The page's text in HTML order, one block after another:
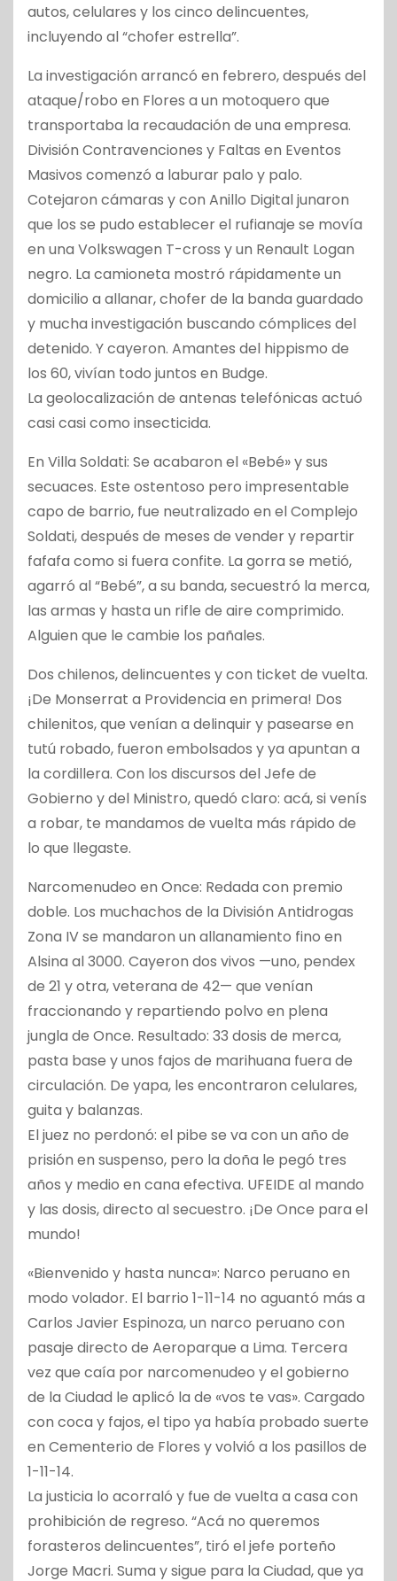
autos, celulares y los cinco delincuentes,
incluyendo al “chofer estrella”.
La investigación arrancó en febrero, después del
ataque/robo en Flores a un motoquero que
transportaba la recaudación de una empresa.
División Contravenciones y Faltas en Eventos
Masivos comenzó a laburar palo y palo.
Cotejaron cámaras y con Anillo Digital junaron
que los se pudo establecer el rufianaje se movía
en una Volkswagen T-cross y un Renault Logan
negro. La camioneta mostró rápidamente un
domicilio a allanar, chofer de la banda guardado
y mucha investigación buscando cómplices del
detenido. Y cayeron. Amantes del hippismo de
los 60, vivían todo juntos en Budge.
La geolocalización de antenas telefónicas actuó
casi casi como insecticida.
En Villa Soldati: Se acabaron el «Bebé» y sus
secuaces. Este ostentoso pero impresentable
capo de barrio, fue neutralizado en el Complejo
Soldati, después de meses de vender y repartir
fafafa como si fuera confite. La gorra se metió,
agarró al “Bebé”, a su banda, secuestró la merca,
las armas y hasta un rifle de aire comprimido.
Alguien que le cambie los pañales.
Dos chilenos, delincuentes y con ticket de vuelta.
¡De Monserrat a Providencia en primera! Dos
chilenitos, que venían a delinquir y pasearse en
tutú robado, fueron embolsados y ya apuntan a
la cordillera. Con los discursos del Jefe de
Gobierno y del Ministro, quedó claro: acá, si venís
a robar, te mandamos de vuelta más rápido de
lo que llegaste.
Narcomenudeo en Once: Redada con premio
doble. Los muchachos de la División Antidrogas
Zona IV se mandaron un allanamiento fino en
Alsina al 3000. Cayeron dos vivos —uno, pendex
de 21 y otra, veterana de 42— que venían
fraccionando y repartiendo polvo en plena
jungla de Once. Resultado: 33 dosis de merca,
pasta base y unos fajos de marihuana fuera de
circulación. De yapa, les encontraron celulares,
guita y balanzas.
El juez no perdonó: el pibe se va con un año de
prisión en suspenso, pero la doña le pegó tres
años y medio en cana efectiva. UFEIDE al mando
y las dosis, directo al secuestro. ¡De Once para el
mundo!
«Bienvenido y hasta nunca»: Narco peruano en
modo volador. El barrio 1-11-14 no aguantó más a
Carlos Javier Espinoza, un narco peruano con
pasaje directo de Aeroparque a Lima. Tercera
vez que caía por narcomenudeo y el gobierno
de la Ciudad le aplicó la de «vos te vas». Cargado
con coca y fajos, el tipo ya había probado suerte
en Cementerio de Flores y volvió a los pasillos de
1-11-14.
La justicia lo acorraló y fue de vuelta a casa con
prohibición de regreso. “Acá no queremos
forasteros delincuentes”, tiró el jefe porteño
Jorge Macri. Suma y sigue para la Ciudad, que ya